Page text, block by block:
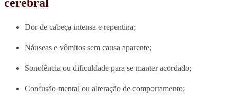
Dor de cabeça intensa e repentina;
Náuseas e vômitos sem causa aparente;
Sonolência ou dificuldade para se manter acordado;
Confusão mental ou alteração de comportamento;